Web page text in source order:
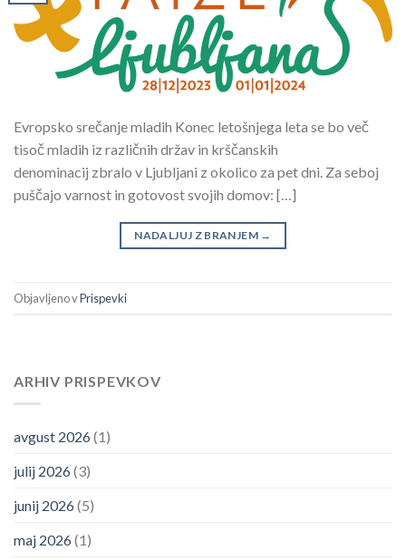
Evropsko srečanje mladih Konec letošnjega leta se bo več
tisoč mladih iz različnih držav in krščanskih
denominacij zbralo v Ljubljani z okolico za pet dni. Za seboj
puščajo varnost in gotovost svojih domov: […]
NADALJUJ Z BRANJEM →
Objavljeno vPrispevki
ARHIV PRISPEVKOV
avgust 2026(1)
julij 2026(3)
junij 2026(5)
maj 2026(1)